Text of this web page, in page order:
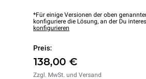
*Für einige Versionen der oben
konfiguriere die Lösung, an der Du
konfigurieren
Preis:
138,00 €
Zzgl. MwSt. und Versand